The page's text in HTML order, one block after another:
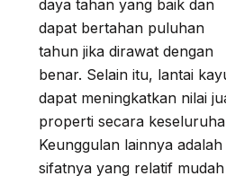
daya tahan yang baik dan
dapat bertahan puluhan
tahun jika dirawat dengan
benar. Selain itu, lantai
dapat meningkatkan nilai
properti secara
Keunggulan lainnya adalah
sifatnya yang relatif mudah